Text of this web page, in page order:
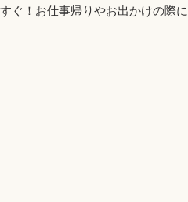
ぐ！お仕事帰りやお出かけの際